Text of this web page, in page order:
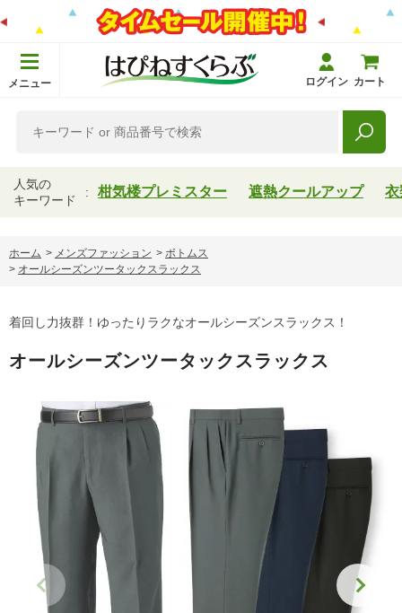
メニュー ログイン カート
人気の
キーワード
柑気楼プレミスター 遮熱クールアップ 衣
ホーム > メンズファッション > ボトムス
> オールシーズンツータックスラックス
着回し力抜群！ゆったりラクなオールシーズンスラックス！
オールシーズンツータックスラックス